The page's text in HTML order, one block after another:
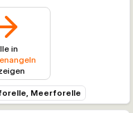
in
Meerforelle